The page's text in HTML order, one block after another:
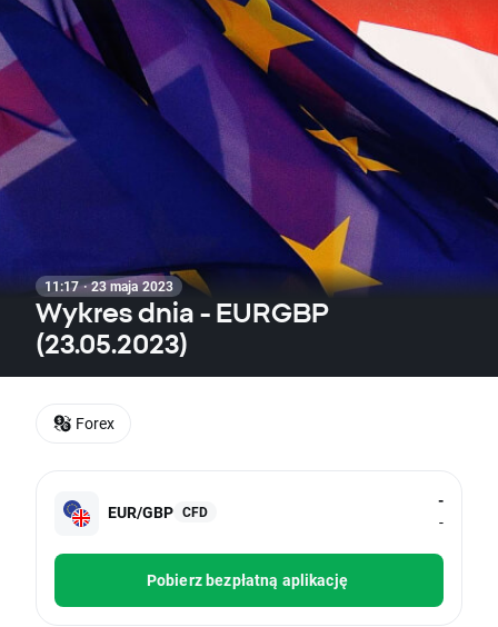
11:17 · 23 maja 2023
Wykres dnia - EURGBP
(23.05.2023)
EUR/GBP CFD
-
-
Pobierz bezpłatną aplikację
Forex